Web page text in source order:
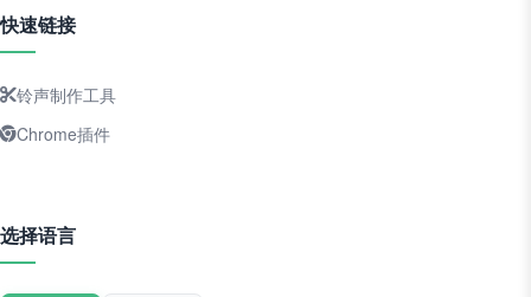
快速链接
铃声制作工具
Chrome插件
选择语言